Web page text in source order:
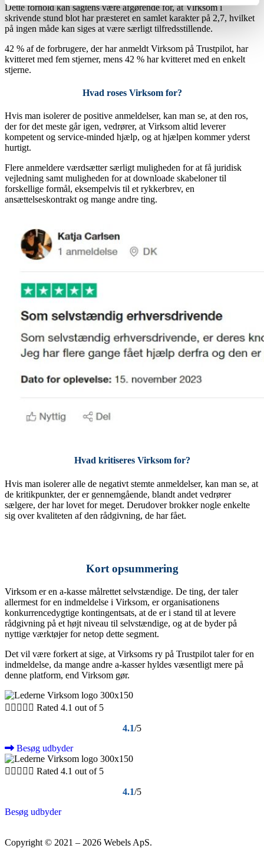
Dette forhold kan sagtens være afgørende for, at Virksom i
skrivende stund blot har præsteret en samlet karakter på 2,7, hvilket
på ingen måde kan siges at være særligt tilfredsstillende.
42 % af de forbrugere, der har anmeldt Virksom på Trustpilot, har
kvitteret med fem stjerner, mens 42 % har kvitteret med en enkelt
stjerne.
Hvad roses Virksom for?
Hvis man isolerer de positive anmeldelser, kan man se, at den ros,
der for det meste går igen, vedrører, at Virksom altid leverer
kompetent og service-minded hjælp, og at hjælpen kommer yderst
hurtigt.
Flere anmeldere værdsætter særligt muligheden for at få juridisk
vejledning samt muligheden for at downloade skabeloner til
forskellige formål, eksempelvis til et rykkerbrev, en
ansættelseskontrakt og mange andre ting.
Hvad kritiseres Virksom for?
Hvis man isolerer alle de negativt stemte anmeldelser, kan man se, at
de kritikpunkter, der er gennemgående, blandt andet vedrører
sælgere, der har lovet for meget. Derudover brokker nogle enkelte
sig over kvaliteten af den rådgivning, de har fået.
Kort opsummering
Virksom er en a-kasse målrettet selvstændige. De ting, der taler
allermest for en indmeldelse i Virksom, er organisationens
konkurrencedygtige kontingentsats, at de er i stand til at levere
rådgivning på et højt niveau til selvstændige, og at de byder på
nyttige værktøjer for netop dette segment.
Det vil være forkert at sige, at Virksoms ry på Trustpilot taler for en
indmeldelse, da mange andre a-kasser hyldes væsentligt mere på
denne platform, end Virksom gør.
     Rated 4.1 out of 5
4.1/5
Besøg udbyder
     Rated 4.1 out of 5
4.1/5
Besøg udbyder
Copyright © 2021 – 2026 Webels ApS.